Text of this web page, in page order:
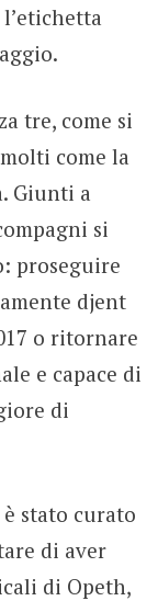
tre, come si
come la
Giunti a
si
proseguire
djent
o ritornare
e capace di
di
stato curato
di aver
di Opeth,